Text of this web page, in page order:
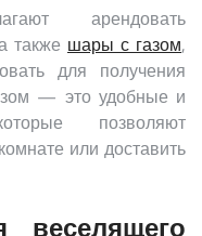
арендовать
также шары с газом,
для получения
— это удобные и
позволяют
или доставить